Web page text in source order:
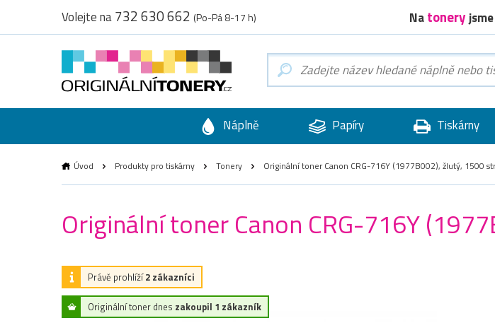
Volejte na732 630 662 (Po-Pá 8-17 h) Natonery
Náplně Papíry Tiskárny
Úvod Produkty pro tiskárny Tonery Originální toner Canon CRG-716Y (1977B002), žlutý, 1500
Originální toner Canon CRG-716Y
Právě prohlíží2 zákazníci
Originální toner dnes zakoupil 1 zákazník